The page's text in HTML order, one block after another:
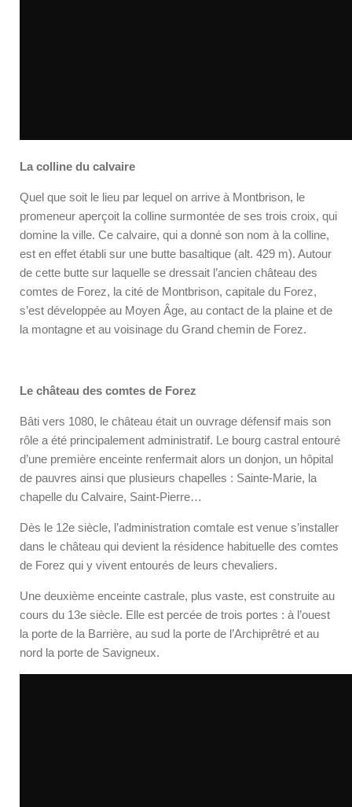
La colline du calvaire
Quel que soit le lieu par lequel on arrive à Montbrison, le
promeneur aperçoit la colline surmontée de ses trois croix, qui
domine la ville. Ce calvaire, qui a donné son nom à la colline,
est en effet établi sur une butte basaltique (alt. 429 m). Autour
de cette butte sur laquelle se dressait l’ancien château des
comtes de Forez, la cité de Montbrison, capitale du Forez,
s’est développée au Moyen Âge, au contact de la plaine et de
la montagne et au voisinage du Grand chemin de Forez.
Le château des comtes de Forez
Bâti vers 1080, le château était un ouvrage défensif mais son
rôle a été principalement administratif. Le bourg castral entouré
d’une première enceinte renfermait alors un donjon, un hôpital
de pauvres ainsi que plusieurs chapelles : Sainte-Marie, la
chapelle du Calvaire, Saint-Pierre…
Dès le 12e siècle, l’administration comtale est venue s’installer
dans le château qui devient la résidence habituelle des comtes
de Forez qui y vivent entourés de leurs chevaliers.
Une deuxième enceinte castrale, plus vaste, est construite au
cours du 13e siècle. Elle est percée de trois portes : à l’ouest
la porte de la Barrière, au sud la porte de l’Archiprêtré et au
nord la porte de Savigneux.